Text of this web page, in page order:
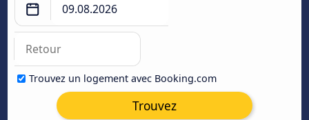
Trouvez un logement avec Booking.com
Trouvez